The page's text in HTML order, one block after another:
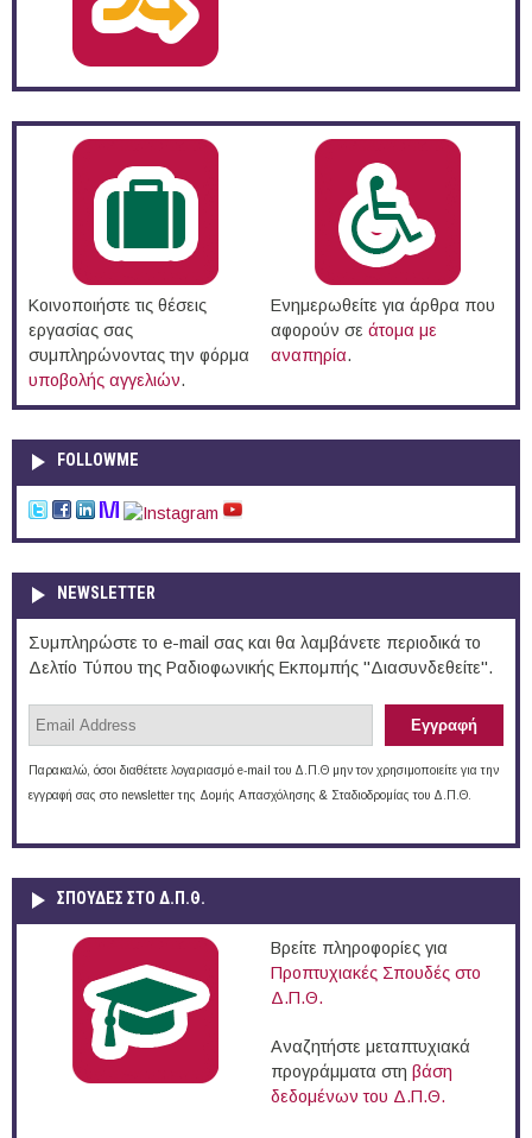
Κοινοποιήστε τις θέσεις
εργασίας σας
συμπληρώνοντας την φόρμα
υποβολής αγγελιών.
Ενημερωθείτε για άρθρα που
αφορούν σε άτομα με
αναπηρία.
FOLLOWME
NEWSLETTER
Συμπληρώστε το e-mail σας και θα λαμβάνετε περιοδικά το
Δελτίο Τύπου της Ραδιοφωνικής Εκπομπής "Διασυνδεθείτε".
Παρακαλώ, όσοι διαθέτετε λογαριασμό e-mail του Δ.Π.Θ μην τον χρησιμοποιείτε για την
εγγραφή σας στο newsletter της Δομής Απασχόλησης & Σταδιοδρομίας του Δ.Π.Θ.
ΣΠΟΥΔΈΣ ΣΤΟ Δ.Π.Θ.
Βρείτε πληροφορίες για
Προπτυχιακές Σπουδές στο
Δ.Π.Θ.
Αναζητήστε μεταπτυχιακά
προγράμματα στη βάση
δεδομένων του Δ.Π.Θ.